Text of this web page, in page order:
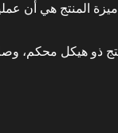
★ ميزة المنتج هي أن